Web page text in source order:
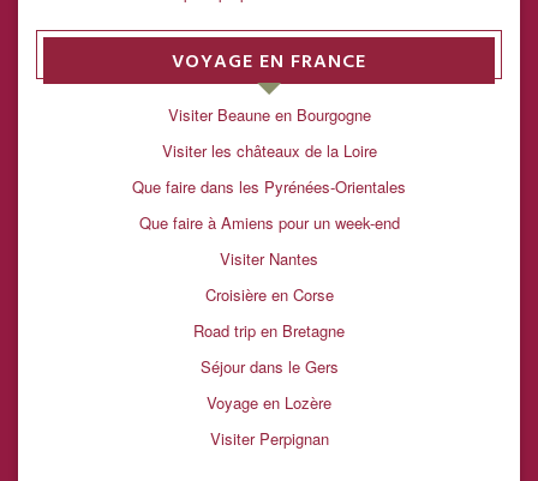
VOYAGE EN FRANCE
Visiter Beaune en Bourgogne
Visiter les châteaux de la Loire
Que faire dans les Pyrénées-Orientales
Que faire à Amiens pour un week-end
Visiter Nantes
Croisière en Corse
Road trip en Bretagne
Séjour dans le Gers
Voyage en Lozère
Visiter Perpignan